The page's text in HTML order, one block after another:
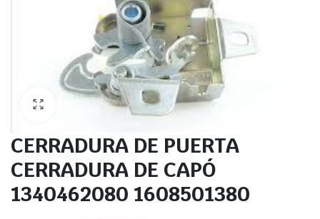
CERRADURA DE PUERTA
CERRADURA DE CAPÓ
1340462080 1608501380